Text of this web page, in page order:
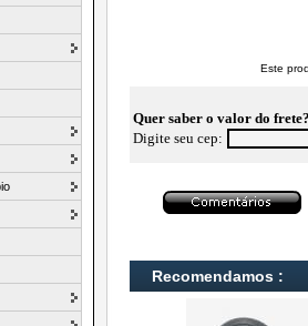
Este
Quer saber o valor do
Digite seu cep:
Recomendamos :